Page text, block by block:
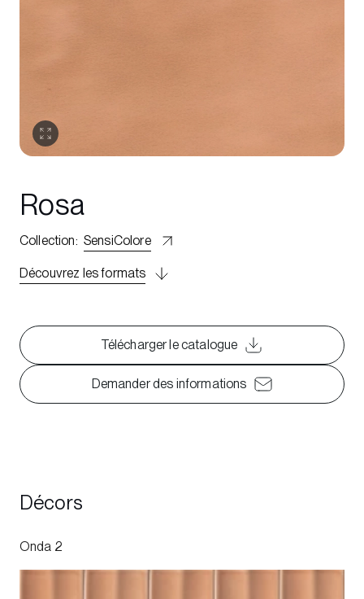
Rosa
Collection: SensiColore
Découvrez les formats
Télécharger le catalogue
Demander des informations
Décors
Onda 2